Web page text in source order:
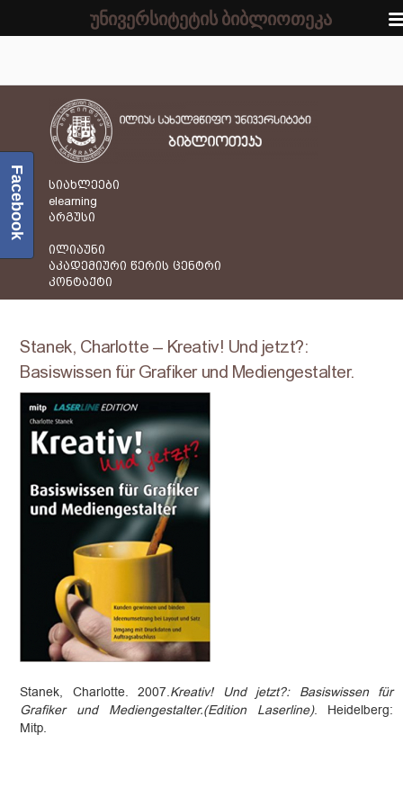
სიახლეები
elearning
არგუსი
ილიაუნი
აკადემიური წერის ცენტრი
კონტაქტი
Stanek, Charlotte – Kreativ! Und jetzt?:
Basiswissen für Grafiker und Mediengestalter.
Stanek, Charlotte. 2007.Kreativ! Und jetzt?: Basiswissen für
Grafiker und Mediengestalter.(Edition Laserline). Heidelberg:
Mitp.
Facebook
უნივერსიტეტის ბიბლიოთეკა